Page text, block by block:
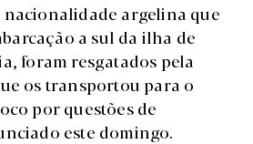
argelina que
a sul da ilha de
foram resgatados pela
os transportou para o
por questões de
este domingo.